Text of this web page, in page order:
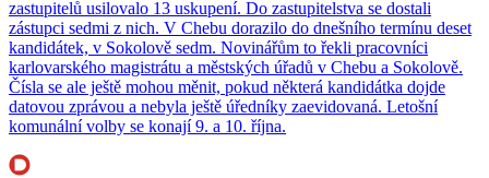
zastupitelů usilovalo 13 uskupení. Do zastupitelstva se dostali
zástupci sedmi z nich. V Chebu dorazilo do dnešního termínu deset
kandidátek, v Sokolově sedm. Novinářům to řekli pracovníci
karlovarského magistrátu a městských úřadů v Chebu a Sokolově.
Čísla se ale ještě mohou měnit, pokud některá kandidátka dojde
datovou zprávou a nebyla ještě úředníky zaevidovaná. Letošní
komunální volby se konají 9. a 10. října.